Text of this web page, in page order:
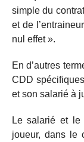
simple du
et de
nul effet ».
En d’autres
CDD
et son salarié à
Le salarié et le
joueur, dans le